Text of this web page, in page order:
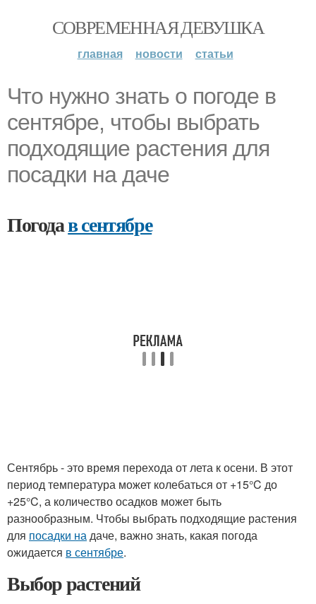
СОВРЕМЕННАЯ ДЕВУШКА
главная новости статьи
Что нужно знать о погоде в
сентябре, чтобы выбрать
подходящие растения для
посадки на даче
Погодав сентябре
Сентябрь - это время перехода от лета к осени. В этот
период температура может колебаться от +15°C до
+25°C, а количество осадков может быть
разнообразным. Чтобы выбрать подходящие растения
для посадки надаче, важно знать, какая погода
ожидается в сентябре.
Выбор растений